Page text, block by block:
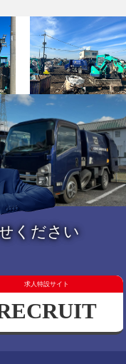
ください
求人特設サイト